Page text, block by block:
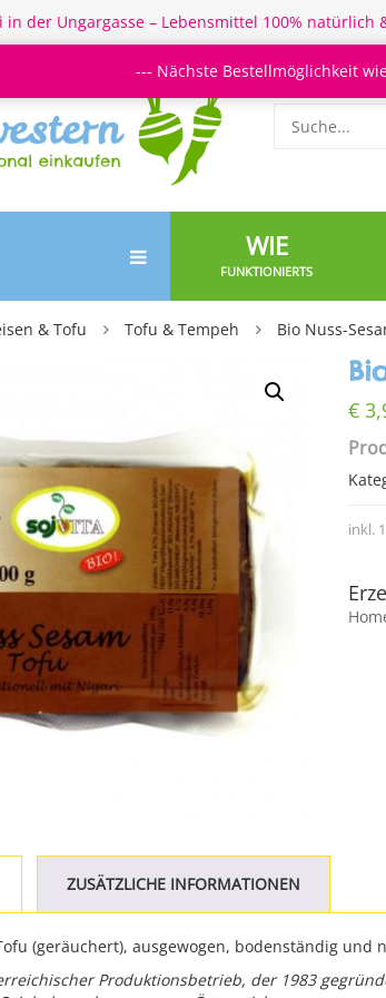
in der Ungargasse – Lebensmittel 100% natürlich
WIE
FUNKTIONIERTS
& Tofu Tofu & Tempeh Bio Nuss-
€
inkl.
ZUSÄTZLICHE INFORMATIONEN
(geräuchert), ausgewogen, bodenständig und
Produktionsbetrieb, der 1983
--- Nächste Bestellmöglichkeit